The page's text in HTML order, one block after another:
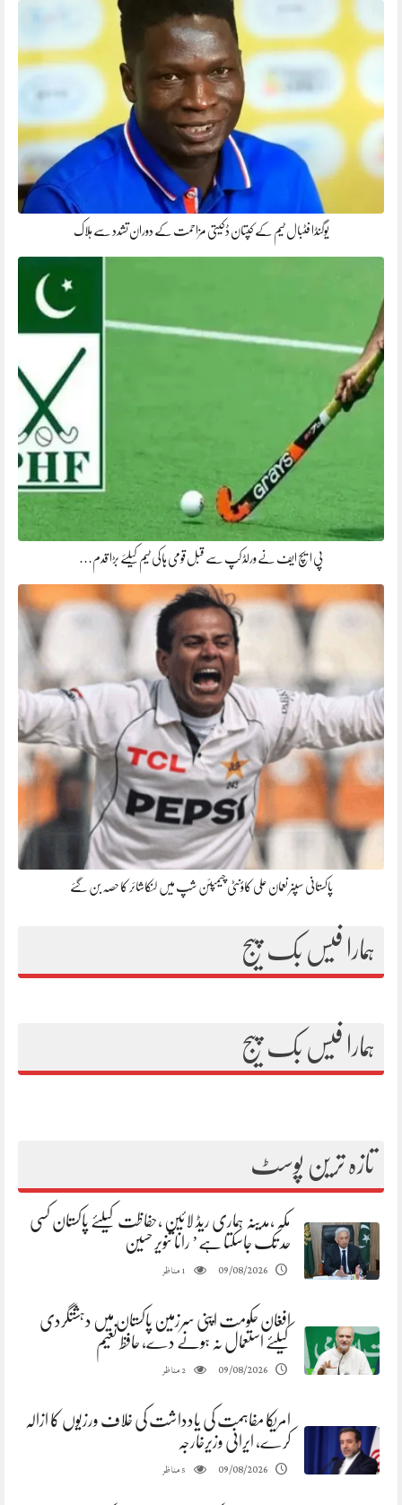
یوگنڈا فٹبال ٹیم کے کپتان ڈکیتی مزاحمت کے دوران تشدد سے ہلاک
پی ایچ ایف نے ورلڈ کپ سے قبل قومی ہاکی ٹیم کیلئے بڑا قدم…
پاکستانی سپنر نعمان علی کاؤنٹی چیمپئن شپ میں لنکاشائر کا حصہ بن گئے
ہمارا فیس بک پیج
ہمارا فیس بک پیج
تازہ ترین پوسٹ
مکہ ،مدینہ ہماری ریڈ لائین ،حفاظت کیلئے پاکستان کسی
حد تک جاسکتا ہے’ رانا تنویر حسین
09/08/2026
1مناظر
افغان حکومت اپنی سرزمین پاکستان میں دہشتگردی
کیلئے استعمال نہ ہونے دے، حافظ نعیم
09/08/2026
2مناظر
امریکا مفاہمت کی یادداشت کی خلاف ورزیوں کا ازالہ
کرے، ایرانی وزیرخارجہ
09/08/2026
5مناظر